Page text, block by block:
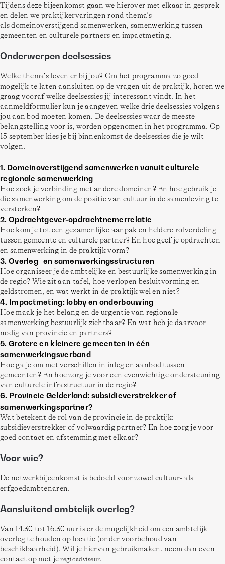
Tijdens deze bijeenkomst gaan we hierover met elkaar in gesprek
en delen we praktijkervaringen rond thema’s
als domeinoverstijgend samenwerken, samenwerking tussen
gemeenten en culturele partners en impactmeting.
Onderwerpen deelsessies
Welke thema’s leven er bij jou? Om het programma zo goed
mogelijk te laten aansluiten op de vragen uit de praktijk, horen we
graag vooraf welke deelsessies jij interessant vindt. In het
aanmeldformulier kun je aangeven welke drie deelsessies volgens
jou aan bod moeten komen. De deelsessies waar de meeste
belangstelling voor is, worden opgenomen in het programma. Op
15 september kies je bij binnenkomst de deelsessies die je wilt
volgen.
1. Domeinoverstijgend samenwerken vanuit culturele
regionale samenwerking
Hoe zoek je verbinding met andere domeinen? En hoe gebruik je
die samenwerking om de positie van cultuur in de samenleving te
versterken?
2. Opdrachtgever-opdrachtnemerrelatie
Hoe kom je tot een gezamenlijke aanpak en heldere rolverdeling
tussen gemeente en culturele partner? En hoe geef je opdrachten
en samenwerking in de praktijk vorm?
3. Overleg- en samenwerkingsstructuren
Hoe organiseer je de ambtelijke en bestuurlijke samenwerking in
de regio? Wie zit aan tafel, hoe verlopen besluitvorming en
geldstromen, en wat werkt in de praktijk wel en niet?
4. Impactmeting: lobby en onderbouwing
Hoe maak je het belang en de urgentie van regionale
samenwerking bestuurlijk zichtbaar? En wat heb je daarvoor
nodig van provincie en partners?
5. Grotere en kleinere gemeenten in één
samenwerkingsverband
Hoe ga je om met verschillen in inleg en aanbod tussen
gemeenten? En hoe zorg je voor een evenwichtige ondersteuning
van culturele infrastructuur in de regio?
6. Provincie Gelderland: subsidieverstrekker of
samenwerkingspartner?
Wat betekent de rol van de provincie in de praktijk:
subsidieverstrekker of volwaardig partner? En hoe zorg je voor
goed contact en afstemming met elkaar?
Voor wie?
De netwerkbijeenkomst is bedoeld voor zowel cultuur- als
erfgoedambtenaren.
Aansluitend ambtelijk overleg?
Van 14.30 tot 16.30 uur is er de mogelijkheid om een ambtelijk
overleg te houden op locatie (onder voorbehoud van
beschikbaarheid). Wil je hiervan gebruikmaken, neem dan even
contact op met je regioadviseur.